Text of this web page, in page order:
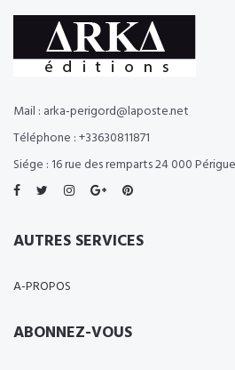
Mail : arka-perigord@laposte.net
Téléphone : +33630811871
Siége : 16 rue des remparts 24 000
AUTRES SERVICES
A-PROPOS
ABONNEZ-VOUS